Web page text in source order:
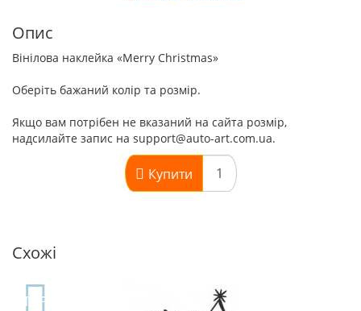
Опис
Вінілова наклейка «Merry Christmas»
Оберіть бажаний колір та розмір.
Якщо вам потрібен не вказаний на сайта розмір,
надсилайте запис на support@auto-art.com.ua.
Купити
Схожі
TOP